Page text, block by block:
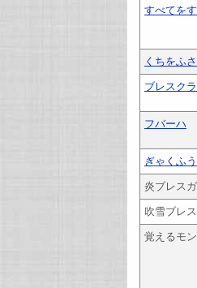
すべてを
くちをふ
ブレスク
フバーハ
ぎゃくふう
炎ブレス
吹雪ブレ
覚えるモ